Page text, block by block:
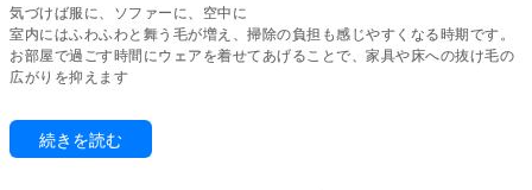
気づけば服に、ソファーに、空中に
室内にはふわふわと舞う毛が増え、掃除の負担も感じやすくなる時期です。
お部屋で過ごす時間にウェアを着せてあげることで、家具や床への抜け毛の
広がりを抑えます
優しい風合いのパイル素材を使用した、通年着用できる袖なしつなぎ。
程よいループの高さにより柔らかな手触りで、優しい着心地。
寒がりワンちゃんの保温やクーラー対策、抜け毛対策に。着やすい袖なしタ
続きを読む